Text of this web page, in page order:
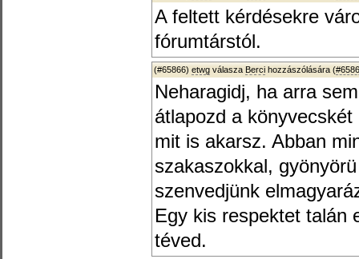
A feltett kérdésekre
fórumtárstól.
(#65866) etwg válasza Berci hozzászólására (
Neharagidj, ha arra
átlapozd a
mit is akarsz. Abban
szakaszokkal,
szenvedjünk
Egy kis respektet talán
téved.